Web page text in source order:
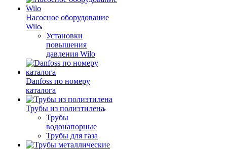
Насосное оборудование
Wilo
Установки
повышения
давления Wilo
Danfoss по номеру
каталога
Трубы из полиэтилена
Трубы
водонапорные
Трубы для газа